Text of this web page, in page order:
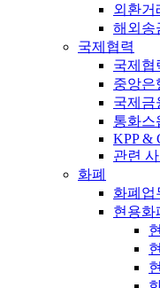
외환거
해외송
국제협력
국제협
중앙은
국제금
통화스
KPP &
관련
화폐
화폐업
현용화